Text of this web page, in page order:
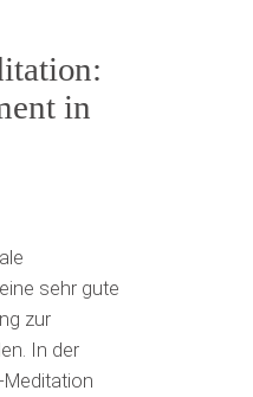
in
sehr gute
zur
In der